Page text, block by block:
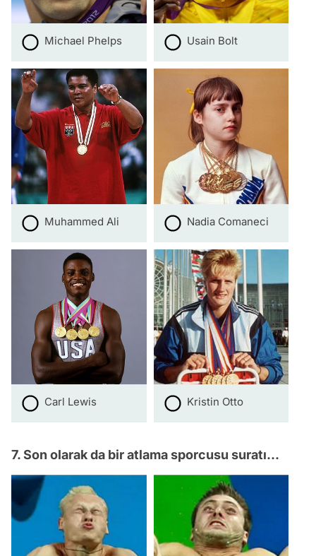
Michael Phelps Usain Bolt
Muhammed Ali Nadia Comaneci
Carl Lewis Kristin Otto
7. Son olarak da bir atlama sporcusu suratı...